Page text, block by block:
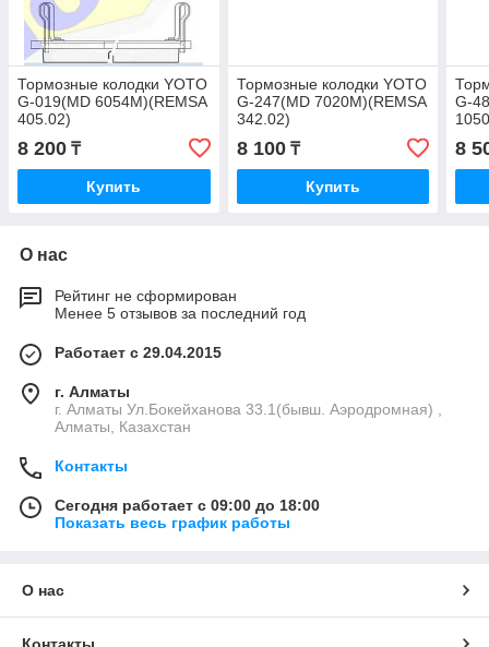
Тормозные колодки YOTO
G-019(MD 6054M)(REMSA
405.02)
8 200 ₸
Купить
Тормозные колодки YOTO
G-247(MD 7020M)(REMSA
342.02)
8 100₸
Купить
G-
8
О нас
Рейтинг не сформирован
Менее 5 отзывов за последний год
Работает с 29.04.2015
г. Алматы
г. Алматы Ул.Бокейханова 33.1(бывш. Аэродромная) ,
Алматы, Казахстан
Контакты
Сегодня работает с 09:00 до 18:00
Показать весь график работы
О нас